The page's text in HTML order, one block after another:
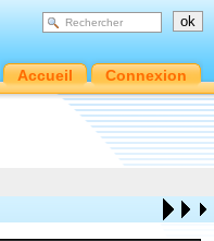
Accueil Connexion